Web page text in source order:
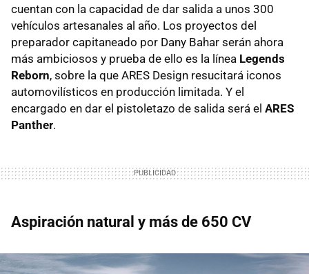
cuentan con la capacidad de dar salida a unos 300
vehículos artesanales al año. Los proyectos del
preparador capitaneado por Dany Bahar serán ahora
más ambiciosos y prueba de ello es la línea Legends
Reborn, sobre la que ARES Design resucitará iconos
automovilísticos en producción limitada. Y el
encargado en dar el pistoletazo de salida será el ARES
Panther.
Aspiración natural y más de 650 CV